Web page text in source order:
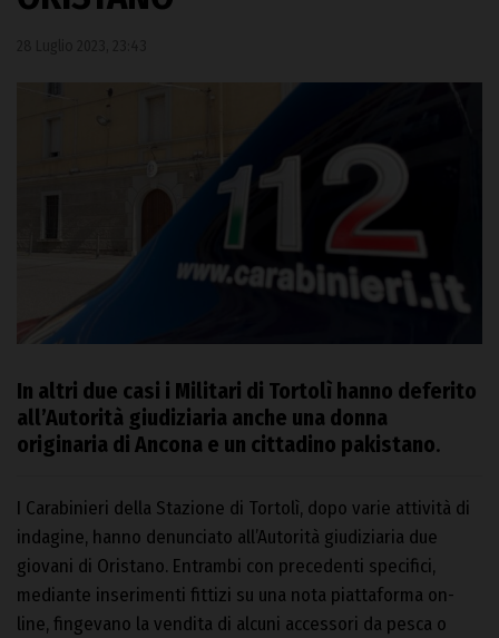
In altri due casi i Militari di Tortolì hanno deferito
all’Autorità giudiziaria anche una donna
originaria di Ancona e un cittadino pakistano.
I Carabinieri della Stazione di Tortolì, dopo varie attività di
indagine, hanno denunciato all’Autorità giudiziaria due
giovani di Oristano. Entrambi con precedenti specifici,
mediante inserimenti fittizi su una nota piattaforma on-
line, fingevano la vendita di alcuni accessori da pesca o